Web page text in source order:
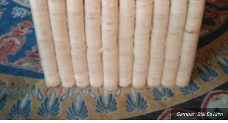
Gambar : Stik Es Krim